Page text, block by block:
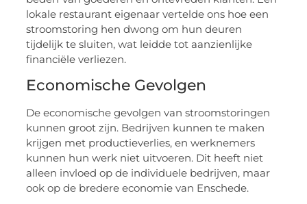
lokale restaurant eigenaar vertelde ons hoe een
stroomstoring hen dwong om hun deuren
tijdelijk te sluiten, wat leidde tot aanzienlijke
financiële verliezen.
Economische Gevolgen
De economische gevolgen van stroomstoringen
kunnen groot zijn. Bedrijven kunnen te maken
krijgen met productieverlies, en werknemers
kunnen hun werk niet uitvoeren. Dit heeft niet
alleen invloed op de individuele bedrijven, maar
ook op de bredere economie van Enschede.